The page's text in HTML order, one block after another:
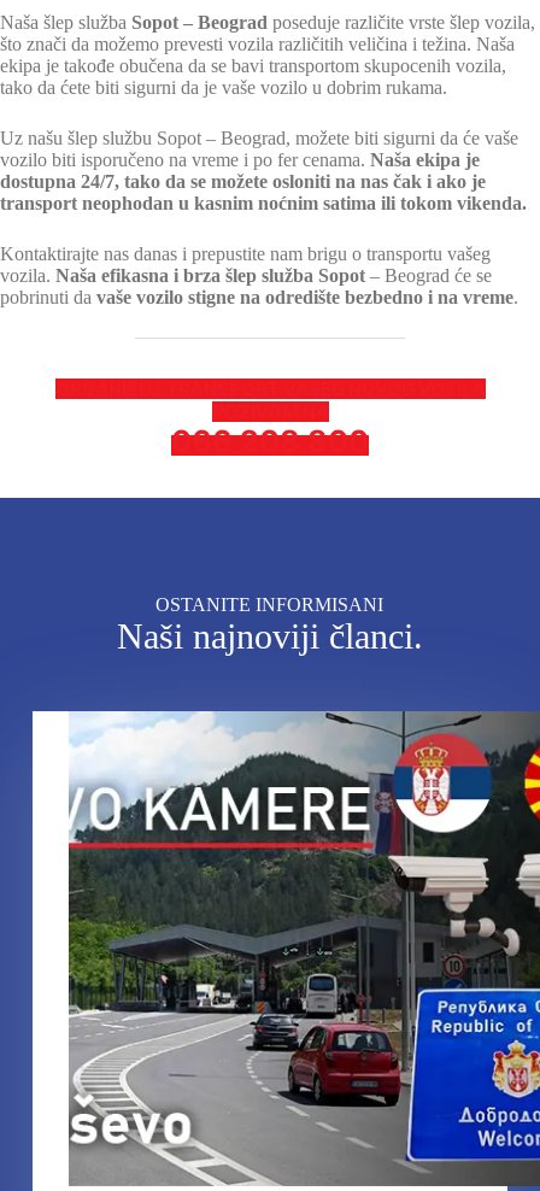
Naša šlep služba Sopot – Beograd poseduje različite vrste šlep vozila,
što znači da možemo prevesti vozila različitih veličina i težina. Naša
ekipa je takođe obučena da se bavi transportom skupocenih vozila,
tako da ćete biti sigurni da je vaše vozilo u dobrim rukama.
Uz našu šlep službu Sopot – Beograd, možete biti sigurni da će vaše
vozilo biti isporučeno na vreme i po fer cenama. Naša ekipa je
dostupna 24/7, tako da se možete osloniti na nas čak i ako je
transport neophodan u kasnim noćnim satima ili tokom vikenda.
Kontaktirajte nas danas i prepustite nam brigu o transportu vašeg
vozila. Naša efikasna i brza šlep služba Sopot – Beograd će se
pobrinuti da vaše vozilo stigne na odredište bezbedno i na vreme.
066 208 800
OSTANITE INFORMISANI
Naši najnoviji članci.